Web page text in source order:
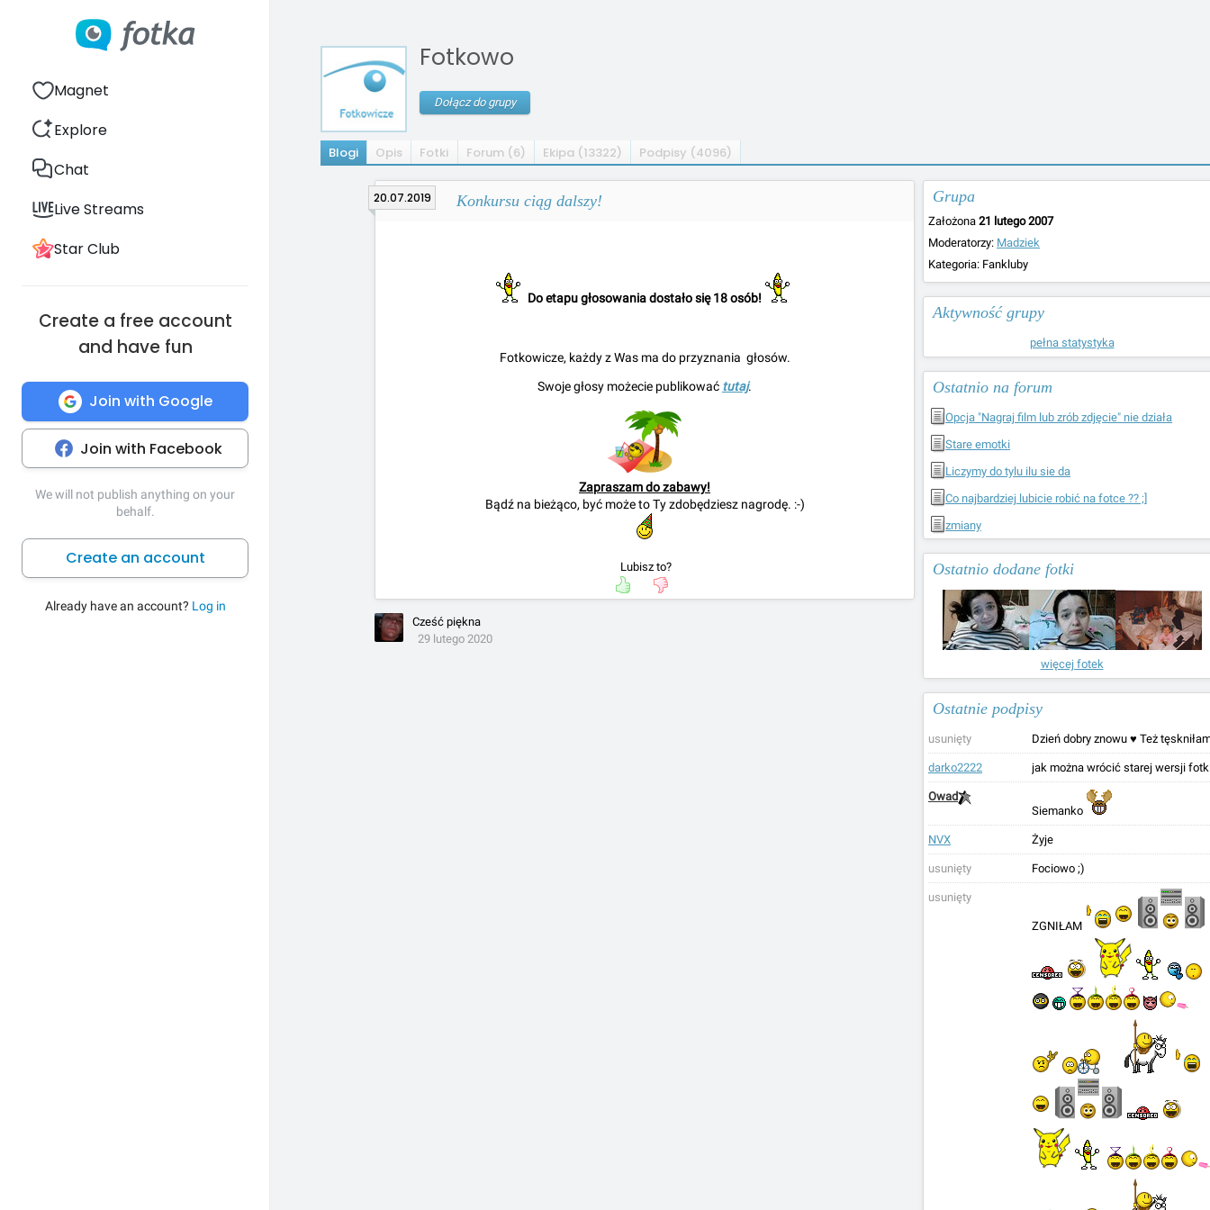
Magnet
Explore
Chat
Live Streams
Star Club
Create a free account
and have fun
Join with Google
Join with Facebook
We will not publish anything on your
behalf.
Create an account
Already have an account? Log in
Fotkowo
Dołącz do grupy
Blogi Opis Fotki Forum (6) Ekipa (13322) Podpisy (4096)
Grupa
Założona 21 lutego 2007
Moderatorzy: Madziek
Kategoria: Fankluby
Aktywność grupy
pełna statystyka
Ostatnio na forum
Opcja "Nagraj film lub zrób zdjęcie" nie działa
Stare emotki
Liczymy do tylu ilu sie da
Co najbardziej lubicie robić na fotce ?? ;]
zmiany
Ostatnio dodane fotki
więcej fotek
Ostatnie podpisy
usunięty Dzień dobry znowu ♥ Też
darko2222 jak można wrócić starej wersji
Owad
Siemanko
NVX Żyje
usunięty Fociowo ;)
usunięty
ZGNIŁAM
20.07.2019 Konkursu ciąg dalszy!
Do etapu głosowania dostało się 18 osób!
Fotkowicze, każdy z Was ma do przyznania głosów.
Swoje głosy możecie publikować tutaj.
Zapraszam do zabawy!
Bądź na bieżąco, być może to Ty zdobędziesz nagrodę. :-)
Lubisz to?
Cześć piękna
29 lutego 2020